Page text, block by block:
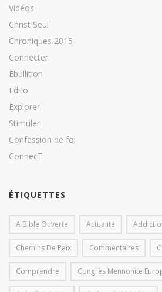
Vidéos
Christ Seul
Chroniques 2015
Connecter
Ebullition
Edito
Explorer
Stimuler
Confession de foi
ConnecT
ÉTIQUETTES
A Bible Ouverte Actualité
Chemins De Paix Commentaires
Comprendre Congrès Mennonite